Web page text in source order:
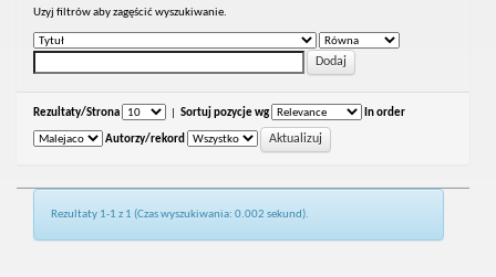
Uzyj filtrów aby zagęścić wyszukiwanie.
Rezultaty/Strona Sortuj pozycje wg In order
Autorzy/rekord
Rezultaty 1-1 z 1 (Czas wyszukiwania: 0.002 sekund).